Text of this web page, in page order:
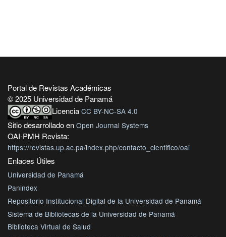
Portal de Revistas Académicas
© 2025 Universidad de Panamá
Licencia CC BY-NC-SA 4.0
Sitio desarrollado en Open Journal Systems
OAI-PMH Revista:
https://revistas.up.ac.pa/index.php/contacto_cientifico/oai
Enlaces Útiles
Universidad de Panamá
Panindex
Repositorio Institucional Digital de la Universidad de Panamá
Sistema de Bibliotecas de la Universidad de Panamá
Biblioteca Virtual de Salud